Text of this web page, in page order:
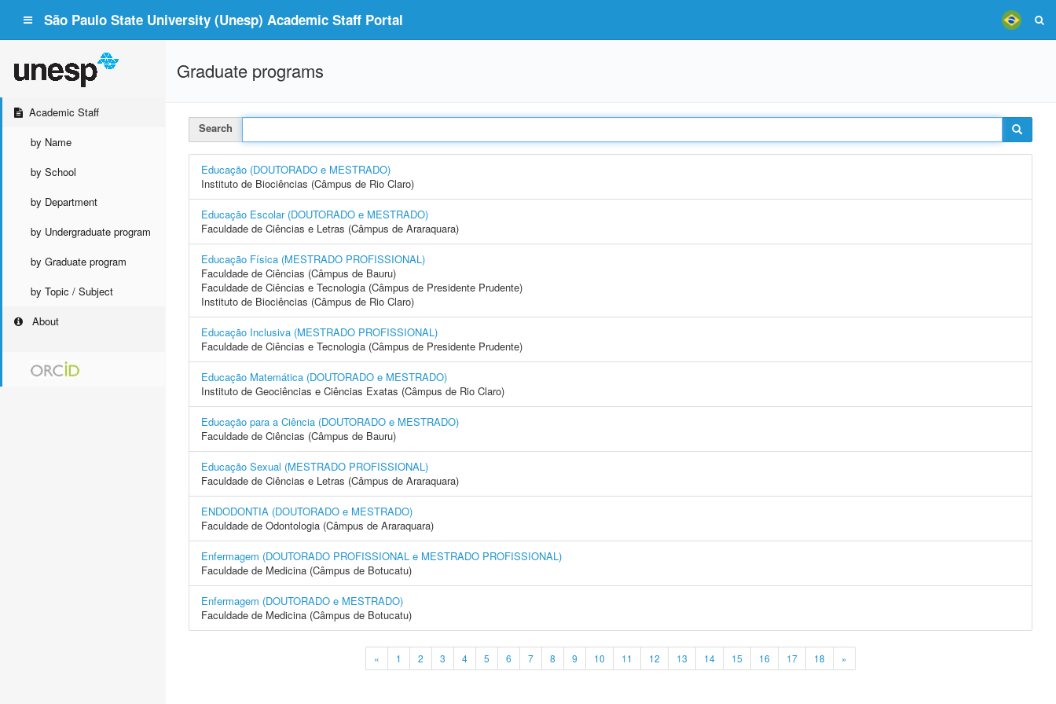
São Paulo State University (Unesp) Academic Staff Portal
Academic Staff
by Name
by School
by Department
by Undergraduate program
by Graduate program
by Topic / Subject
About
Graduate programs
Search
Educação (DOUTORADO e MESTRADO)
Instituto de Biociências (Câmpus de Rio Claro)
Educação Escolar (DOUTORADO e MESTRADO)
Faculdade de Ciências e Letras (Câmpus de Araraquara)
Educação Física (MESTRADO PROFISSIONAL)
Faculdade de Ciências (Câmpus de Bauru)
Faculdade de Ciências e Tecnologia (Câmpus de Presidente Prudente)
Instituto de Biociências (Câmpus de Rio Claro)
Educação Inclusiva (MESTRADO PROFISSIONAL)
Faculdade de Ciências e Tecnologia (Câmpus de Presidente Prudente)
Educação Matemática (DOUTORADO e MESTRADO)
Instituto de Geociências e Ciências Exatas (Câmpus de Rio Claro)
Educação para a Ciência (DOUTORADO e MESTRADO)
Faculdade de Ciências (Câmpus de Bauru)
Educação Sexual (MESTRADO PROFISSIONAL)
Faculdade de Ciências e Letras (Câmpus de Araraquara)
ENDODONTIA (DOUTORADO e MESTRADO)
Faculdade de Odontologia (Câmpus de Araraquara)
Enfermagem (DOUTORADO PROFISSIONAL e MESTRADO PROFISSIONAL)
Faculdade de Medicina (Câmpus de Botucatu)
Enfermagem (DOUTORADO e MESTRADO)
Faculdade de Medicina (Câmpus de Botucatu)
« 1 2 3 4 5 6 7 8 9 10 11 12 13 14 15 16 17 18 »